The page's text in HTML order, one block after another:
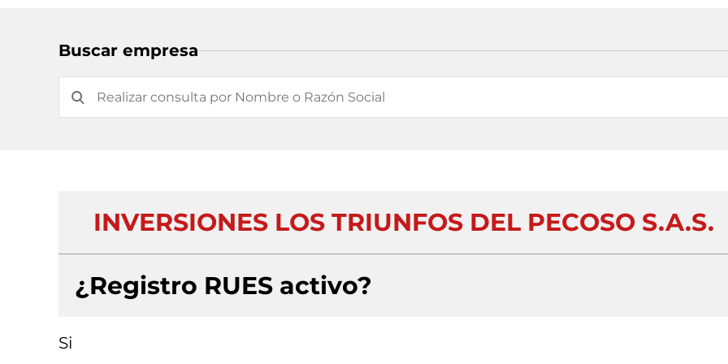
Buscar empresa
INVERSIONES LOS TRIUNFOS DEL PECOSO S.A.S.
¿Registro RUES activo?
Si